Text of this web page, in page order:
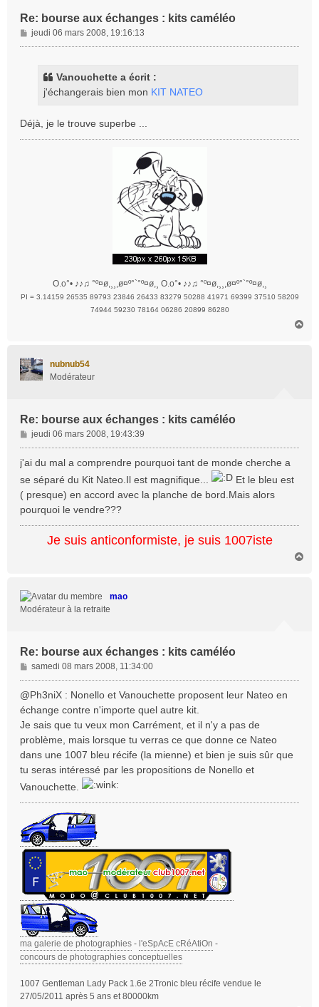
Re: bourse aux échanges : kits caméléo
M
e
jeudi 06 mars 2008, 19:16:13
Vanouchette a écrit :
j'échangerais bien mon KIT NATEO
Déjà, je le trouve superbe ...
O.o°• ♪♪♫ °º¤ø,¸¸,ø¤º°`°º¤ø,¸ O.o°• ♪♪♫ °º¤ø,¸¸,ø¤º°`°º¤ø,¸
PI = 3.14159 26535 89793 23846 26433 83279 50288 41971 69399 37510 58209
74944 59230 78164 06286 20899 86280
nubnub54
Modérateur
Re: bourse aux échanges : kits caméléo
M
e
s
a
g
e
jeudi 06 mars 2008, 19:43:39
j'ai du mal a comprendre pourquoi tant de monde cherche a
se séparé du Kit Nateo.Il est magnifique...
Et le bleu est
( presque) en accord avec la planche de bord.Mais alors
pourquoi le vendre???
Je suis anticonformiste, je suis 1007iste
mao
Modérateur à la retraite
Re: bourse aux échanges : kits caméléo
M
e
s
s
g
e
samedi 08 mars 2008, 11:34:00
@Ph3niX : Nonello et Vanouchette proposent leur Nateo en
échange contre n'importe quel autre kit.
Je sais que tu veux mon Carrément, et il n'y a pas de
problème, mais lorsque tu verras ce que donne ce Nateo
dans une 1007 bleu récife (la mienne) et bien je suis sûr que
tu seras intéressé par les propositions de Nonello et
Vanouchette.
ma galerie de photographies - l'eSpAcE cRéAtiOn -
concours de photographies conceptuelles
1007 Gentleman Lady Pack 1.6e 2Tronic bleu récife vendue le
27/05/2011 après 5 ans et 80000km